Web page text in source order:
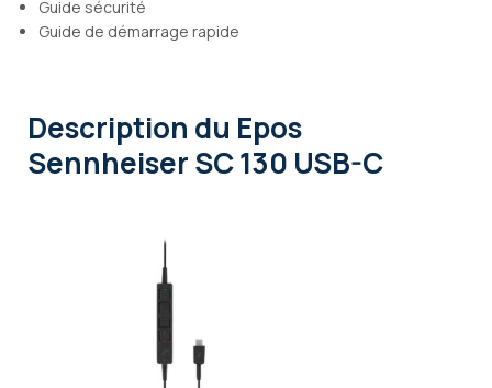
Guide sécurité
Guide de démarrage rapide
Description du Epos
Sennheiser SC 130 USB-C